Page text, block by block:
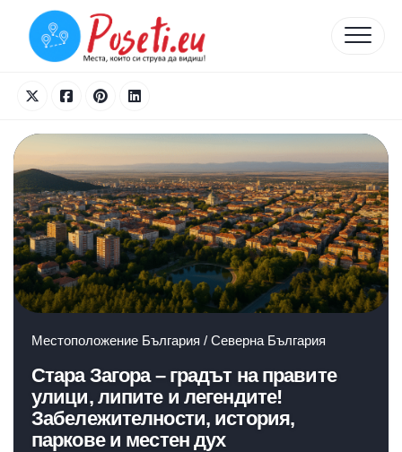
content
Местоположение България / Северна България
Стара Загора – градът на правите
улици, липите и легендите!
Забележителности, история,
паркове и местен дух